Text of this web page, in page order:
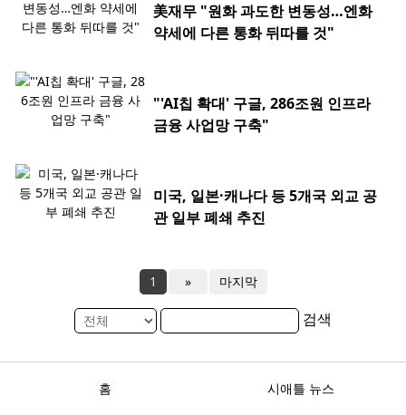
美재무 "원화 과도한 변동성…엔화
약세에 다른 통화 뒤따를 것"
"'AI칩 확대' 구글, 286조원 인프라
금융 사업망 구축"
미국, 일본·캐나다 등 5개국 외교 공
관 일부 폐쇄 추진
1 » 마지막
검색
홈 시애틀 뉴스